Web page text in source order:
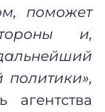
поможет
и,
агентства